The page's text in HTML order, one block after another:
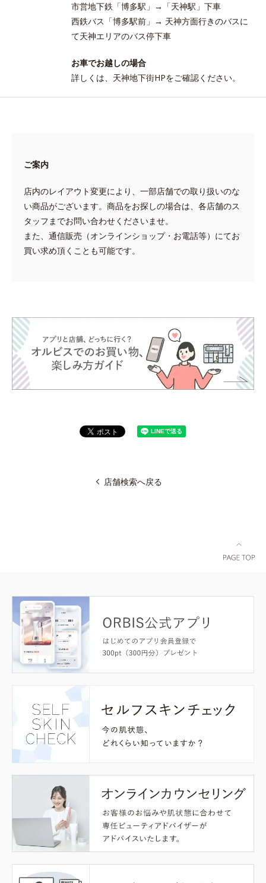
市営地下鉄「博多駅」→「天神駅」下車
西鉄バス「博多駅前」→ 天神方面行きのバスに
て天神エリアのバス停下車
お車でお越しの場合
詳しくは、天神地下街HPをご確認ください。
ご案内
店内のレイアウト変更により、一部店舗での取り扱いのな
い商品がございます。商品をお探しの場合は、各店舗のス
タッフまでお問い合わせくださいませ。
また、通信販売（オンラインショップ・お電話等）にてお
買い求め頂くことも可能です。
店舗検索へ戻る